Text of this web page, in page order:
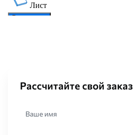
Рассчитайте свой заказ
Ваше имя